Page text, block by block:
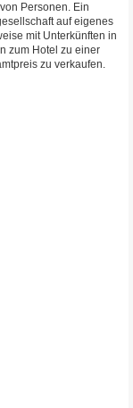
Personen. Ein
auf eigenes
mit Unterkünften in
zum Hotel zu einer
zu verkaufen.